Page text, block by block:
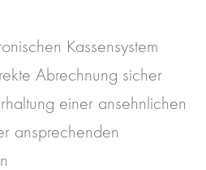
Kassensystem
Abrechnung sicher
einer ansehnlichen
ansprechenden